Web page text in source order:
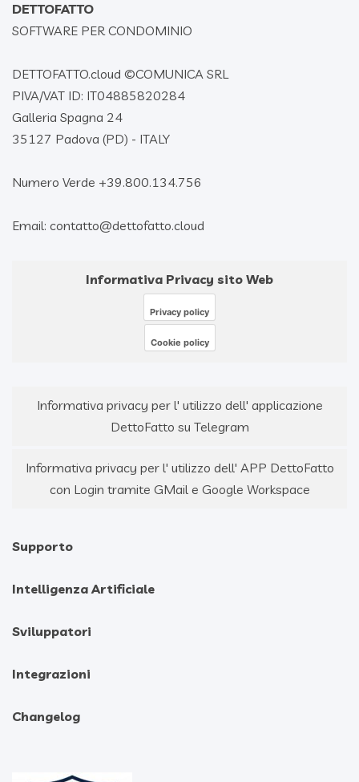
DETTOFATTO
SOFTWARE PER CONDOMINIO
DETTOFATTO.cloud ©COMUNICA SRL
PIVA/VAT ID: IT04885820284
Galleria Spagna 24
35127 Padova (PD) - ITALY
Numero Verde +39.800.134.756
Email: contatto@dettofatto.cloud
Informativa Privacy sito Web
Privacy policy
Cookie policy
Informativa privacy per l' utilizzo dell' applicazione
DettoFatto su Telegram
Informativa privacy per l' utilizzo dell' APP DettoFatto
con Login tramite GMail e Google Workspace
Supporto
Intelligenza Artificiale
Sviluppatori
Integrazioni
Changelog